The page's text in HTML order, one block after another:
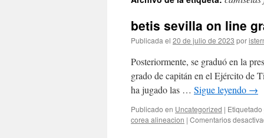
contenido
betis sevilla on line
Publicada el 20 de julio de 2023 por
Posteriormente, se graduó en la
grado de capitán en el Ejército de
ha jugado las … Sigue leyendo →
Publicado en Uncategorized | Etiquetado
corea alineacion | Comentarios